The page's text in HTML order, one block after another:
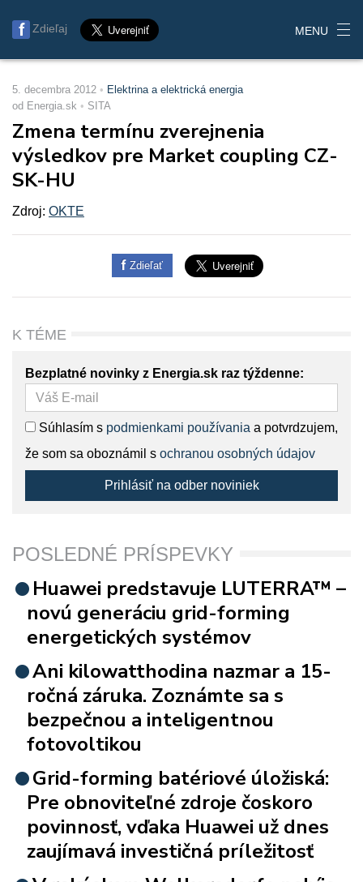
Zdieľaj MENU
5. decembra 2012
Elektrina a elektrická energia
od Energia.sk
SITA
Zmena termínu zverejnenia
výsledkov pre Market coupling CZ-
SK-HU
Zdroj: OKTE
Zdieľať
K TÉME
Bezplatné novinky z Energia.sk raz týždenne:
Súhlasím s podmienkami používania a potvrdzujem,
že som sa oboznámil s ochranou osobných údajov
Prihlásiť na odber noviniek
POSLEDNÉ PRÍSPEVKY
Huawei predstavuje LUTERRA™ –
novú generáciu grid-forming
energetických systémov
Ani kilowatthodina nazmar a 15-
ročná záruka. Zoznámte sa s
bezpečnou a inteligentnou
fotovoltikou
Grid-forming batériové úložiská:
Pre obnoviteľné zdroje čoskoro
povinnosť, vďaka Huawei už dnes
zaujímavá investičná príležitosť